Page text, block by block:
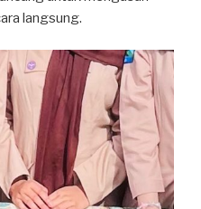
langsung.